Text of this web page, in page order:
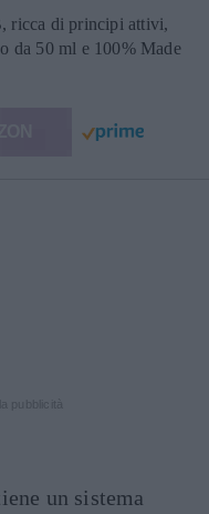
ricca di principi attivi,
da 50 ml e 100% Made
un sistema